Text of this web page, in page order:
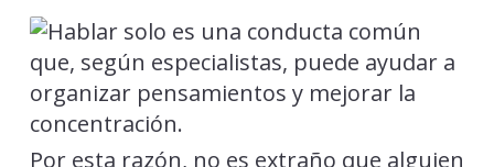
Por esta razón, no es extraño que alguien